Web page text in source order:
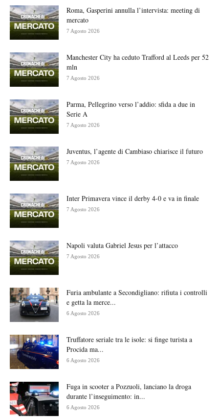
Roma, Gasperini annulla l’intervista: meeting di
mercato
7 Agosto 2026
Manchester City ha ceduto Trafford al Leeds per 52
mln
7 Agosto 2026
Parma, Pellegrino verso l’addio: sfida a due in
Serie A
7 Agosto 2026
Juventus, l’agente di Cambiaso chiarisce il futuro
7 Agosto 2026
Inter Primavera vince il derby 4-0 e va in finale
7 Agosto 2026
Napoli valuta Gabriel Jesus per l’attacco
7 Agosto 2026
Furia ambulante a Secondigliano: rifiuta i controlli
e getta la merce...
6 Agosto 2026
Truffatore seriale tra le isole: si finge turista a
Procida ma...
6 Agosto 2026
Fuga in scooter a Pozzuoli, lanciano la droga
durante l’inseguimento: in...
6 Agosto 2026